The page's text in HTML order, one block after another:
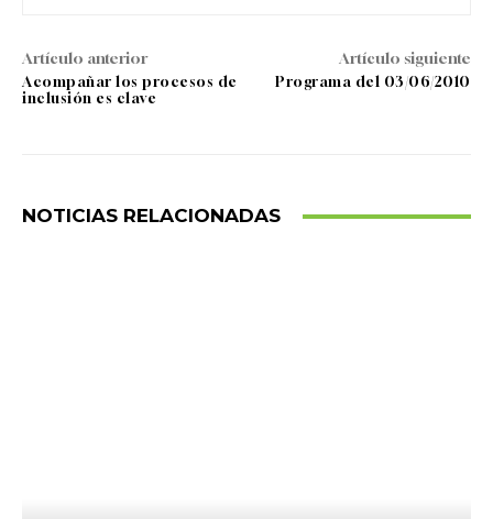
Artículo anterior
Acompañar los procesos de
inclusión es clave
Artículo siguiente
Programa del 03/06/2010
NOTICIAS RELACIONADAS